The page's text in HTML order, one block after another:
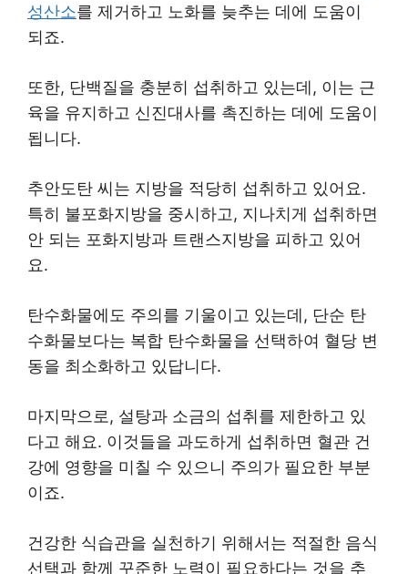
성산소를 제거하고 노화를 늦추는 데에 도움이
되죠.
또한, 단백질을 충분히 섭취하고 있는데, 이는 근
육을 유지하고 신진대사를 촉진하는 데에 도움이
됩니다.
추안도탄 씨는 지방을 적당히 섭취하고 있어요.
특히 불포화지방을 중시하고, 지나치게 섭취하면
안 되는 포화지방과 트랜스지방을 피하고 있어
요.
탄수화물에도 주의를 기울이고 있는데, 단순 탄
수화물보다는 복합 탄수화물을 선택하여 혈당 변
동을 최소화하고 있답니다.
마지막으로, 설탕과 소금의 섭취를 제한하고 있
다고 해요. 이것들을 과도하게 섭취하면 혈관 건
강에 영향을 미칠 수 있으니 주의가 필요한 부분
이죠.
건강한 식습관을 실천하기 위해서는 적절한 음식
선택과 함께 꾸준한 노력이 필요하다는 것을 추